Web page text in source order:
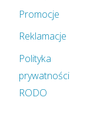
Promocje
Reklamacje
Polityka
prywatności
RODO